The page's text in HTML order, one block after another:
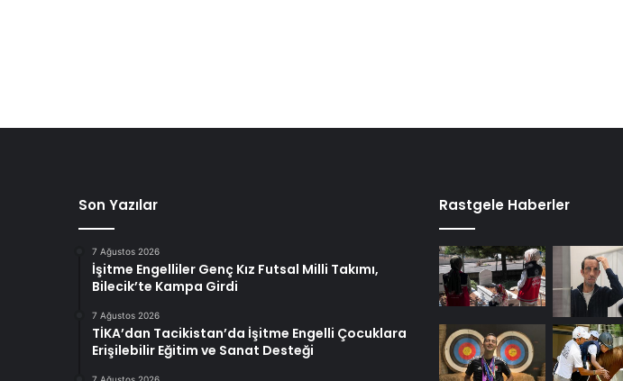
Son Yazılar
7 Ağustos 2026
İşitme Engelliler Genç Kız Futsal Milli Takımı,
Bilecik’te Kampa Girdi
7 Ağustos 2026
TİKA’dan Tacikistan’da İşitme Engelli Çocuklara
Erişilebilir Eğitim ve Sanat Desteği
Rastgele Haberler